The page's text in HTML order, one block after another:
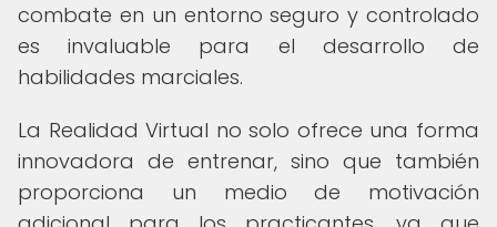
combate en un entorno seguro y controlado
es invaluable para el desarrollo de
habilidades marciales.
La Realidad Virtual no solo ofrece una forma
innovadora de entrenar, sino que también
proporciona un medio de motivación